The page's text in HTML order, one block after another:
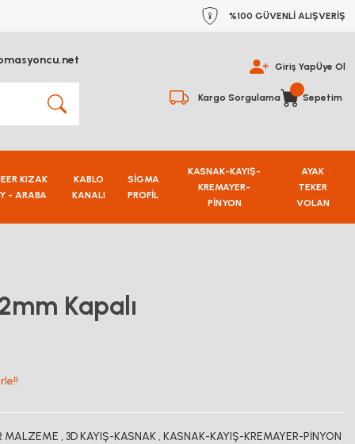
%100 GÜVENLİ ALIŞVERİŞ
Giriş YapÜye Ol
Kargo Sorgulama Sepetim
KIZAK
- ARABA
KABLO
KANALI
SİGMA
PROFİL
KASNAK-KAYIŞ-
KREMAYER-
PİNYON
AYAK
TEKER
VOLAN
Kapalı
MALZEME , 3D KAYIŞ-KASNAK , KASNAK-KAYIŞ-KREMAYER-PİNYON